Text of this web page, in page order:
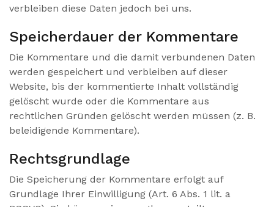
verbleiben diese Daten jedoch bei uns.
Speicherdauer der Kommentare
Die Kommentare und die damit verbundenen Daten
werden gespeichert und verbleiben auf dieser
Website, bis der kommentierte Inhalt vollständig
gelöscht wurde oder die Kommentare aus
rechtlichen Gründen gelöscht werden müssen (z. B.
beleidigende Kommentare).
Rechtsgrundlage
Die Speicherung der Kommentare erfolgt auf
Grundlage Ihrer Einwilligung (Art. 6 Abs. 1 lit. a